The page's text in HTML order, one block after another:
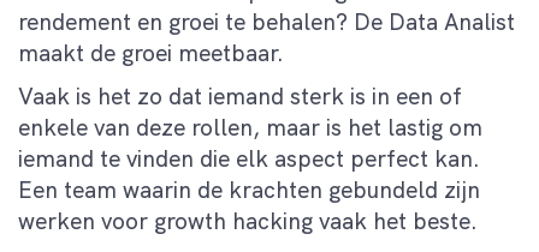
rendement en groei te behalen? De Data Analist
maakt de groei meetbaar.
Vaak is het zo dat iemand sterk is in een of
enkele van deze rollen, maar is het lastig om
iemand te vinden die elk aspect perfect kan.
Een team waarin de krachten gebundeld zijn
werken voor growth hacking vaak het beste.